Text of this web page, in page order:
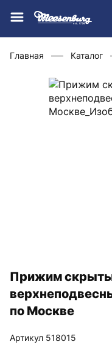
Главная Каталог
Прижим
по Москве
Артикул 518015